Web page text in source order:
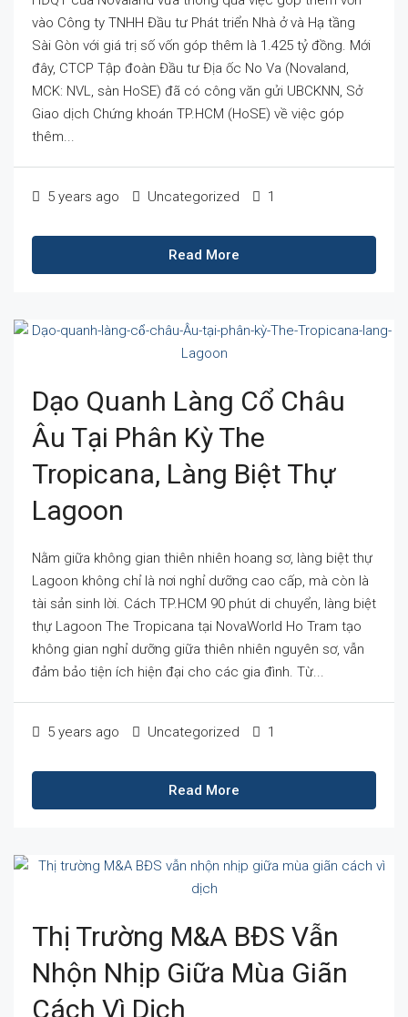
vào Công ty TNHH Đầu tư Phát triển Nhà ở và Hạ tầng
Sài Gòn với giá trị số vốn góp thêm là 1.425 tỷ đồng. Mới
đây, CTCP Tập đoàn Đầu tư Địa ốc No Va (Novaland,
MCK: NVL, sàn HoSE) đã có công văn gửi UBCKNN, Sở
Giao dịch Chứng khoán TP.HCM (HoSE) về việc góp
thêm...
5 years ago Uncategorized 1
Read More
Dạo Quanh Làng Cổ Châu
Âu Tại Phân Kỳ The
Tropicana, Làng Biệt Thự
Lagoon
Nằm giữa không gian thiên nhiên hoang sơ, làng biệt thự
Lagoon không chỉ là nơi nghỉ dưỡng cao cấp, mà còn là
tài sản sinh lời. Cách TP.HCM 90 phút di chuyển, làng biệt
thự Lagoon The Tropicana tại NovaWorld Ho Tram tạo
không gian nghỉ dưỡng giữa thiên nhiên nguyên sơ, vẫn
đảm bảo tiện ích hiện đại cho các gia đình. Từ...
5 years ago Uncategorized 1
Read More
Thị Trường M&A BĐS Vẫn
Nhộn Nhịp Giữa Mùa Giãn
Cách Vì Dịch